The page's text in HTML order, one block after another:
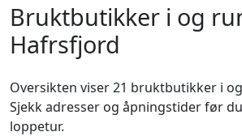
Bruktbutikker i og
Hafrsfjord
Oversikten viser 21 bruktbutikker i
Sjekk adresser og åpningstider før
loppetur.